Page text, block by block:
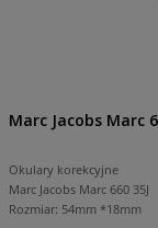
Marc Jacobs Marc
Okulary korekcyjne
Marc Jacobs Marc 660 35J
Rozmiar: 54mm *18mm